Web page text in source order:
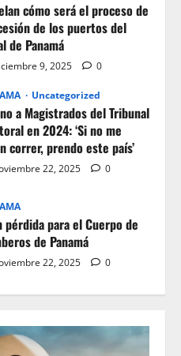
cómo será el proceso de
de los puertos del
de Panamá
9, 2025 0
Uncategorized
a Magistrados del Tribunal
en 2024: ‘Si no me
correr, prendo este país’
22, 2025 0
pérdida para el Cuerpo de
de Panamá
22, 2025 0